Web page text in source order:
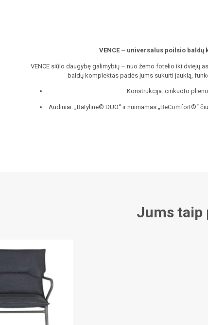
VENCE – universalus poilsio
VENCE siūlo daugybę galimybių – nuo žemo fotelio iki dviejų
baldų komplektas padės jums sukurti jaukią,
Konstrukcija: cinkuoto
Audiniai: „Batyline® DUO“ ir nuimamas „BeComfort®“
Jums taip